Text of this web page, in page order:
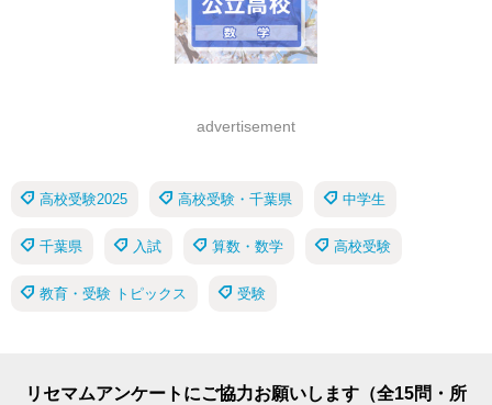
advertisement
高校受験2025 高校受験・千葉県 中学生
千葉県 入試 算数・数学 高校受験
教育・受験 トピックス 受験
リセマムアンケートにご協力お願いします（全15問・所